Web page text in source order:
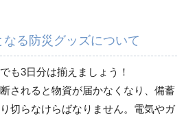
なる防災グッズについて
も3日分は揃えましょう！
されると物資が届かなくなり、備蓄
切らなけらばなりません。電気やガ